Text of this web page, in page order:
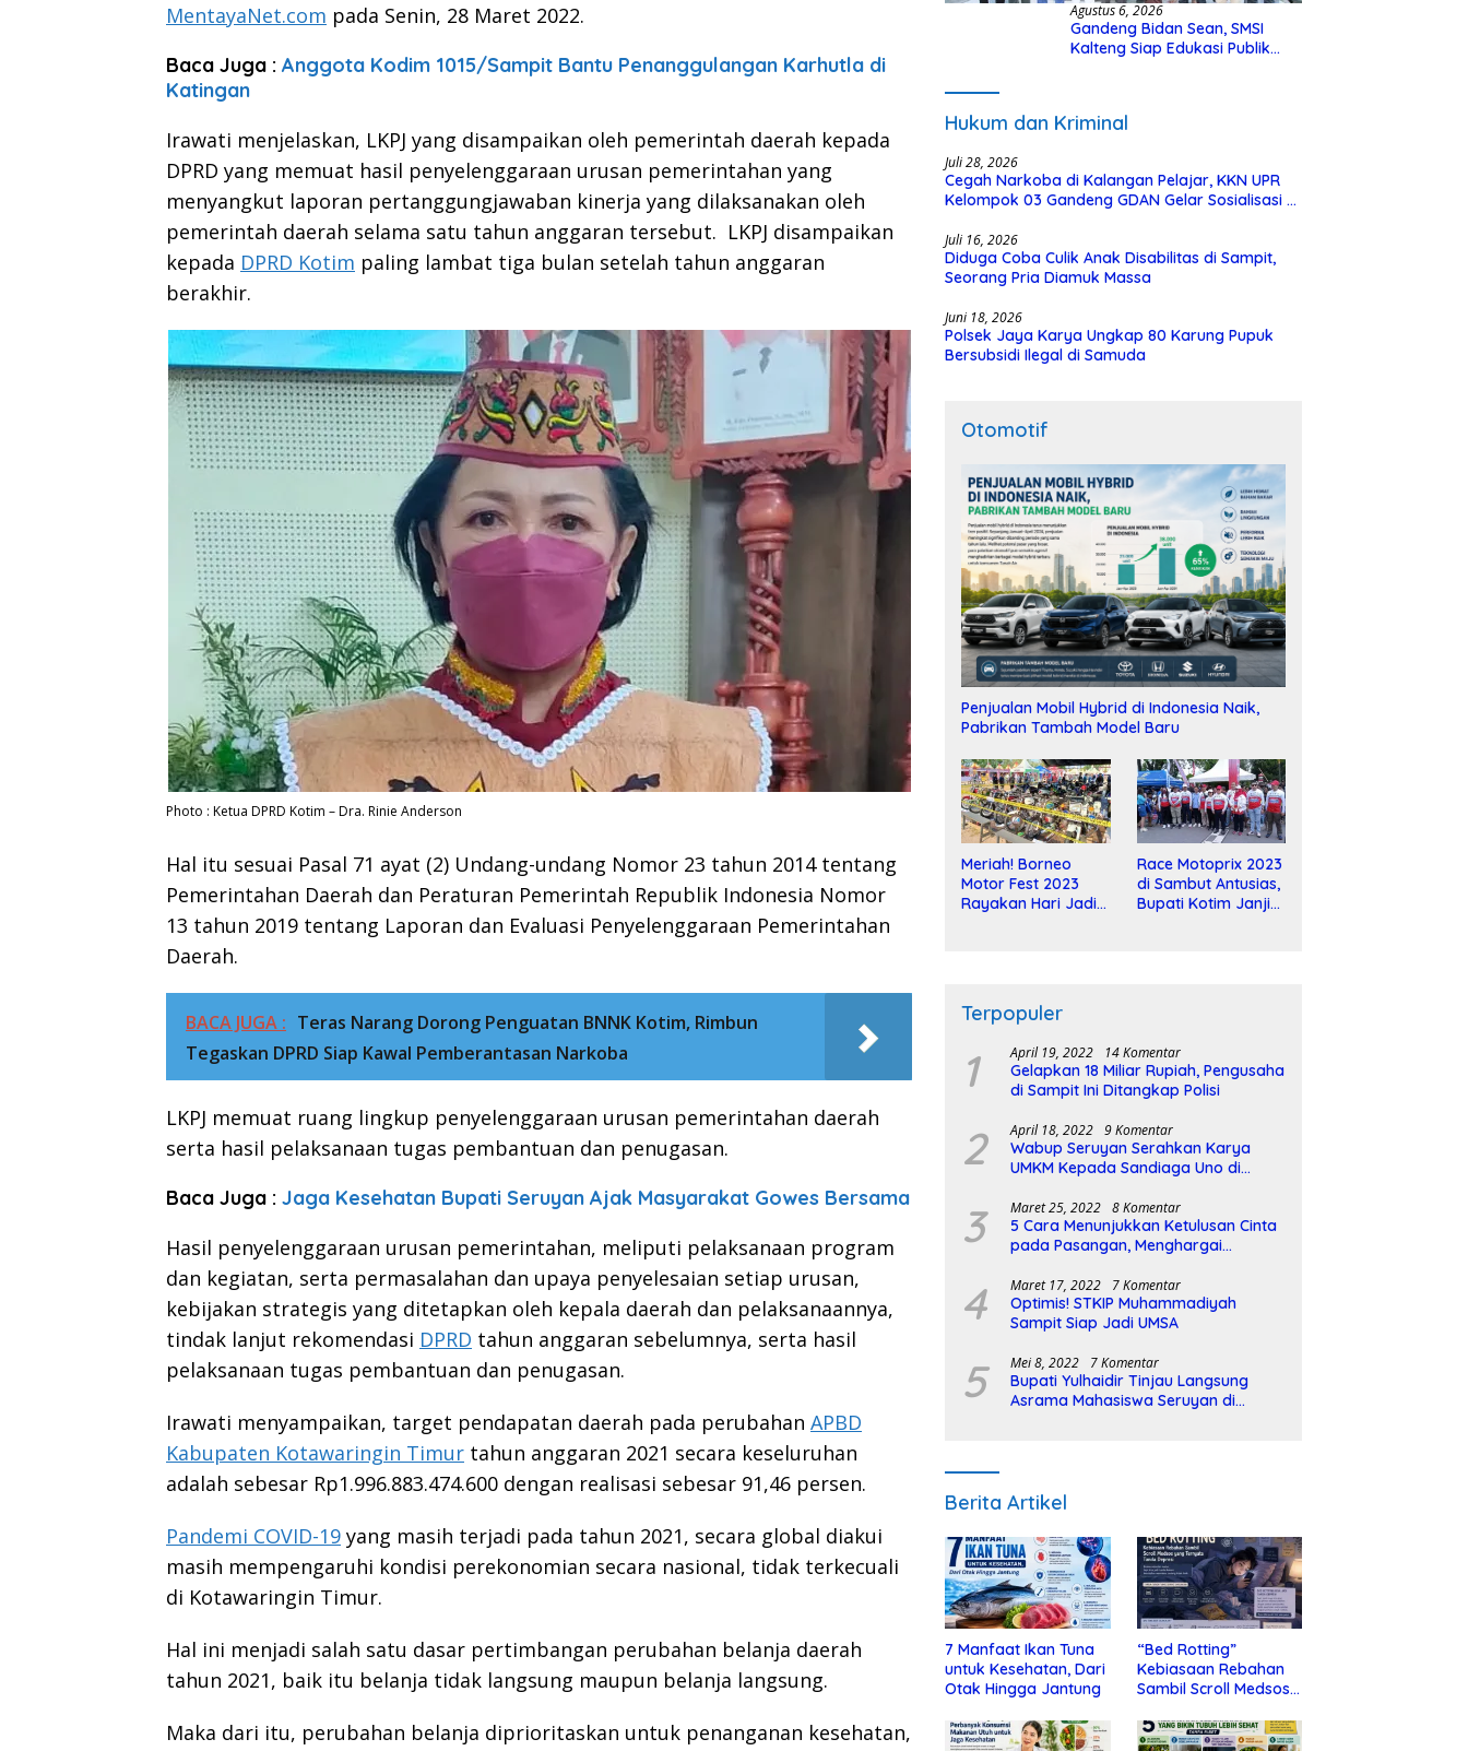
MentayaNet.com pada Senin, 28 Maret 2022.
Baca Juga : Anggota Kodim 1015/Sampit Bantu Penanggulangan Karhutla di
Katingan
Irawati menjelaskan, LKPJ yang disampaikan oleh pemerintah daerah kepada
DPRD yang memuat hasil penyelenggaraan urusan pemerintahan yang
menyangkut laporan pertanggungjawaban kinerja yang dilaksanakan oleh
pemerintah daerah selama satu tahun anggaran tersebut. LKPJ disampaikan
kepada DPRD Kotim paling lambat tiga bulan setelah tahun anggaran
berakhir.
Photo : Ketua DPRD Kotim – Dra. Rinie Anderson
Hal itu sesuai Pasal 71 ayat (2) Undang-undang Nomor 23 tahun 2014 tentang
Pemerintahan Daerah dan Peraturan Pemerintah Republik Indonesia Nomor
13 tahun 2019 tentang Laporan dan Evaluasi Penyelenggaraan Pemerintahan
Daerah.
BACA JUGA : Teras Narang Dorong Penguatan BNNK Kotim, Rimbun
Tegaskan DPRD Siap Kawal Pemberantasan Narkoba
LKPJ memuat ruang lingkup penyelenggaraan urusan pemerintahan daerah
serta hasil pelaksanaan tugas pembantuan dan penugasan.
Baca Juga : Jaga Kesehatan Bupati Seruyan Ajak Masyarakat Gowes Bersama
Hasil penyelenggaraan urusan pemerintahan, meliputi pelaksanaan program
dan kegiatan, serta permasalahan dan upaya penyelesaian setiap urusan,
kebijakan strategis yang ditetapkan oleh kepala daerah dan pelaksanaannya,
tindak lanjut rekomendasi DPRD tahun anggaran sebelumnya, serta hasil
pelaksanaan tugas pembantuan dan penugasan.
Irawati menyampaikan, target pendapatan daerah pada perubahan APBD
Kabupaten Kotawaringin Timur tahun anggaran 2021 secara keseluruhan
adalah sebesar Rp1.996.883.474.600 dengan realisasi sebesar 91,46 persen.
Pandemi COVID-19 yang masih terjadi pada tahun 2021, secara global diakui
masih mempengaruhi kondisi perekonomian secara nasional, tidak terkecuali
di Kotawaringin Timur.
Hal ini menjadi salah satu dasar pertimbangan perubahan belanja daerah
tahun 2021, baik itu belanja tidak langsung maupun belanja langsung.
Maka dari itu, perubahan belanja diprioritaskan untuk penanganan kesehatan,
Agustus 6, 2026
Gandeng Bidan Sean, SMSI
Kalteng Siap Edukasi Publik
Hukum dan Kriminal
Juli 28, 2026
Cegah Narkoba di Kalangan Pelajar, KKN UPR
Kelompok 03 Gandeng GDAN Gelar Sosialisasi di
Juli 16, 2026
Diduga Coba Culik Anak Disabilitas di Sampit,
Seorang Pria Diamuk Massa
Juni 18, 2026
Polsek Jaya Karya Ungkap 80 Karung Pupuk
Bersubsidi Ilegal di Samuda
Otomotif
Penjualan Mobil Hybrid di Indonesia Naik,
Pabrikan Tambah Model Baru
Meriah! Borneo
Motor Fest 2023
Rayakan Hari Jadi
Race Motoprix 2023
di Sambut Antusias,
Bupati Kotim Janji
Terpopuler
1 April 19, 2022 14 Komentar
Gelapkan 18 Miliar Rupiah, Pengusaha
di Sampit Ini Ditangkap Polisi
2 April 18, 2022 9 Komentar
Wabup Seruyan Serahkan Karya
UMKM Kepada Sandiaga Uno di
3 Maret 25, 2022 8 Komentar
5 Cara Menunjukkan Ketulusan Cinta
pada Pasangan, Menghargai
4 Maret 17, 2022 7 Komentar
Optimis! STKIP Muhammadiyah
Sampit Siap Jadi UMSA
5 Mei 8, 2022 7 Komentar
Bupati Yulhaidir Tinjau Langsung
Asrama Mahasiswa Seruyan di
Berita Artikel
7 Manfaat Ikan Tuna
untuk Kesehatan, Dari
Otak Hingga Jantung
“Bed Rotting”
Kebiasaan Rebahan
Sambil Scroll Medsos
Depresi